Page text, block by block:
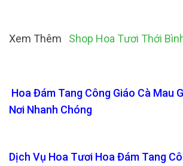
Xem Thêm Shop Hoa Tươi Thới
Hoa Đám Tang Công Giáo Cà Mau
Nơi Nhanh Chóng
Dịch Vụ Hoa Tươi Hoa Đám Tang